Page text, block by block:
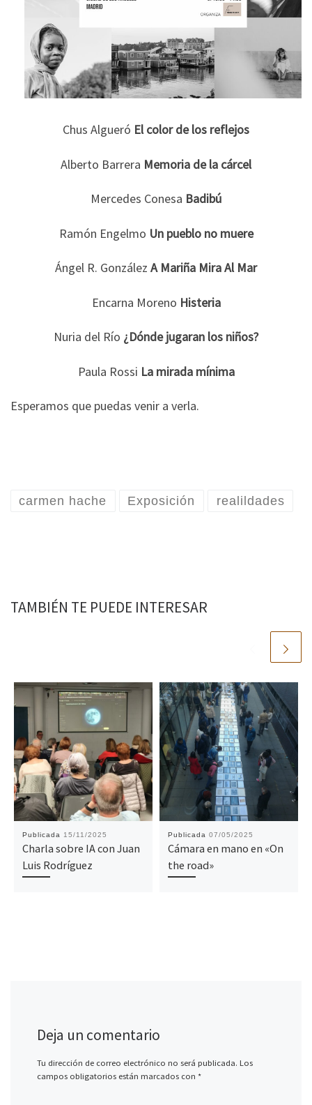
Chus Algueró El color de los reflejos
Alberto Barrera Memoria de la cárcel
Mercedes Conesa Badibú
Ramón Engelmo Un pueblo no muere
Ángel R. González A Mariña Mira Al Mar
Encarna Moreno Histeria
Nuria del Río ¿Dónde jugaran los niños?
Paula Rossi La mirada mínima
Esperamos que puedas venir a verla.
carmen hache Exposición realildades
TAMBIÉN TE PUEDE INTERESAR
Publicada 15/11/2025
Charla sobre IA con Juan
Luis Rodríguez
Publicada 07/05/2025
Cámara en mano en «On
the road»
Deja un comentario
Tu dirección de correo electrónico no será publicada. Los
campos obligatorios están marcados con *